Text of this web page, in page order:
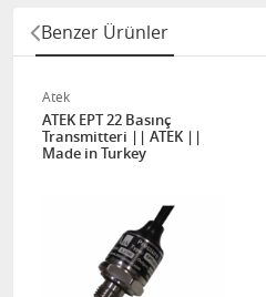
Benzer Ürünler
Atek
ATEK EPT 22 Basınç
Transmitteri || ATEK ||
Made in Turkey